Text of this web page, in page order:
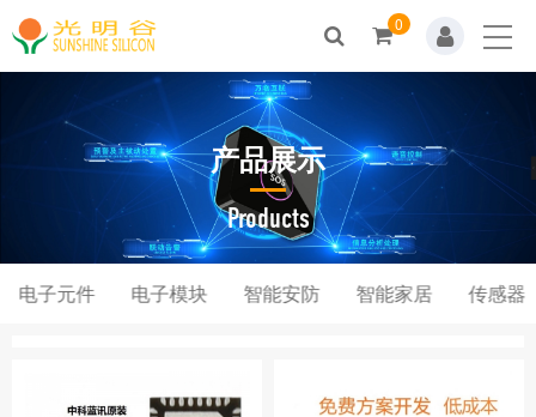
关于我们
新闻动态
产品展示
解决方案
人才招聘
0
产品展示
Products
电子元件 电子模块 智能安防 智能家居 传感器